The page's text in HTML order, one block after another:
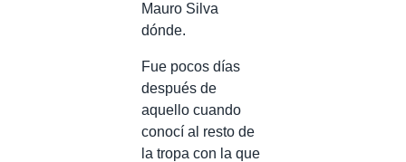
Mauro Silva
dónde.
Fue pocos días
después de
aquello cuando
conocí al resto de
la tropa con la que